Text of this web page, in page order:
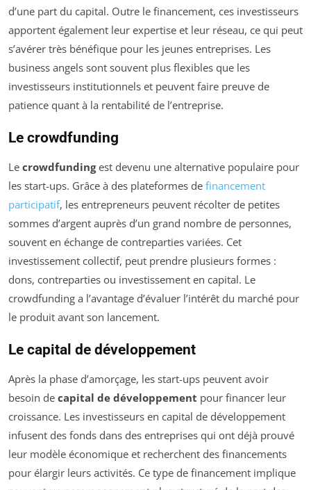
d’une part du capital. Outre le financement, ces investisseurs
apportent également leur expertise et leur réseau, ce qui peut
s’avérer très bénéfique pour les jeunes entreprises. Les
business angels sont souvent plus flexibles que les
investisseurs institutionnels et peuvent faire preuve de
patience quant à la rentabilité de l’entreprise.
Le crowdfunding
Le crowdfundingest devenu une alternative populaire pour
les start-ups. Grâce à des plateformes de financement
participatif, les entrepreneurs peuvent récolter de petites
sommes d’argent auprès d’un grand nombre de personnes,
souvent en échange de contreparties variées. Cet
investissement collectif, peut prendre plusieurs formes :
dons, contreparties ou investissement en capital. Le
crowdfunding a l’avantage d’évaluer l’intérêt du marché pour
le produit avant son lancement.
Le capital de développement
Après la phase d’amorçage, les start-ups peuvent avoir
besoin de capital de développement pour financer leur
croissance. Les investisseurs en capital de développement
infusent des fonds dans des entreprises qui ont déjà prouvé
leur modèle économique et recherchent des financements
pour élargir leurs activités. Ce type de financement implique